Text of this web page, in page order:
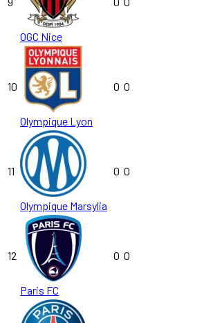
OGC Nice
10
Olympique Lyon
0 0
11
Olympique Marsylia
0 0
12
Paris FC
0 0